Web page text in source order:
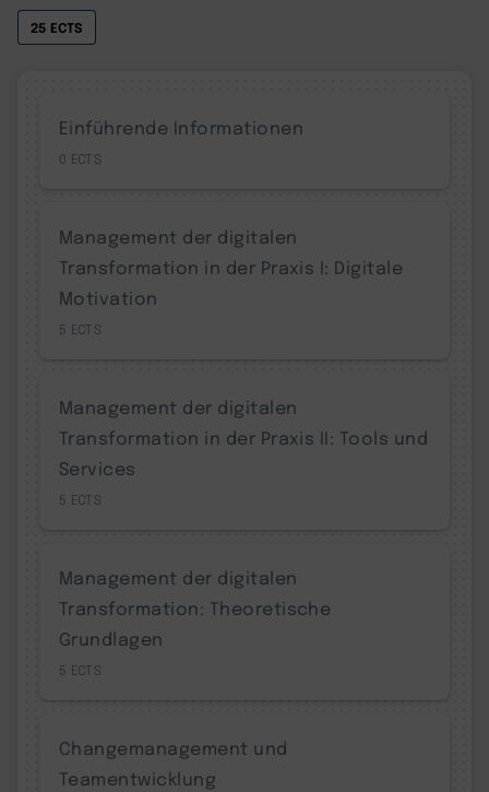
25 ECTS
Einführende Informationen
0
Management der digitalen
Transformation in der Praxis I: Digitale
Motivation
5
Management der digitalen
Transformation in der Praxis II: Tools und
Services
5
Management der digitalen
Transformation: Theoretische
Grundlagen
5
Changemanagement und
Teamentwicklung